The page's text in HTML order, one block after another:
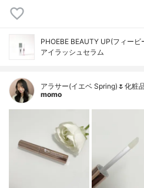
PHOEBE BEAUTY UP(フィー
アイラッシュセラム
アラサー(イエベ Spring)🌷化粧
momo